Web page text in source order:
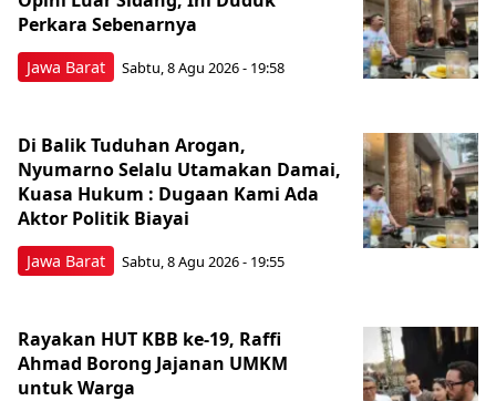
Jawa Barat
Perkara Sebenarnya ​
Sabtu, 8 Agu 2026 - 19:58
Jawa Barat
Di Balik Tuduhan Arogan,
Nyumarno Selalu Utamakan Damai,
Kuasa Hukum : Dugaan Kami Ada
Aktor Politik Biayai
Sabtu, 8 Agu 2026 - 19:55
Rayakan HUT KBB ke-19, Raffi
Ahmad Borong Jajanan UMKM
untuk Warga